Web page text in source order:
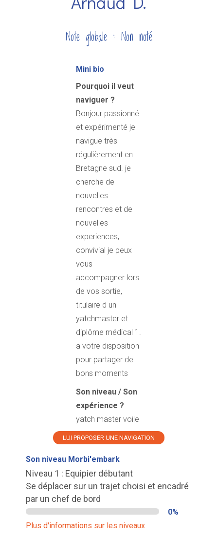
Note globale : Non noté
Mini bio
Pourquoi il veut
naviguer ?
Bonjour passionné
et expérimenté je
navigue très
régulièrement en
Bretagne sud. je
cherche de
nouvelles
rencontres et de
nouvelles
experiences,
convivial je peux
vous
accompagner lors
de vos sortie,
titulaire d un
yatchmaster et
diplôme médical 1.
a votre disposition
pour partager de
bons moments
Son niveau / Son
expérience ?
yatch master voile
LUI PROPOSER UNE NAVIGATION
Son niveau Morbi'embark
Niveau 1 : Equipier débutant
Se déplacer sur un trajet choisi et encadré
par un chef de bord
0%
Plus d'informations sur les niveaux